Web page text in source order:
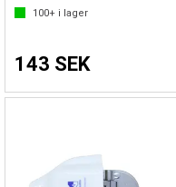
100+ i lager
143 SEK